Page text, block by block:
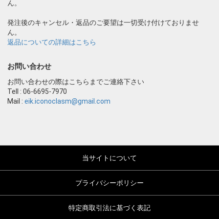
ん。
発注後のキャンセル・返品のご要望は一切受け付けておりませ
ん。
返品についての詳細はこちら
お問い合わせ
お問い合わせの際はこちらまでご連絡下さい
Tell : 06-6695-7970
Mail : eik.iconoclasm@gmail.com
当サイトについて
プライバシーポリシー
特定商取引法に基づく表記